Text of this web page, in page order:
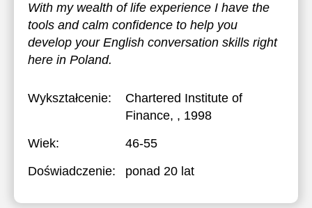
With my wealth of life experience I have the
tools and calm confidence to help you
develop your English conversation skills right
here in Poland.
Wykształcenie:
Chartered Institute of
Finance, , 1998
Wiek:
46-55
Doświadczenie:
ponad 20 lat